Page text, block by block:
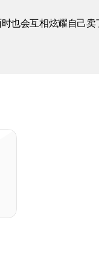
也会互相炫耀自己卖